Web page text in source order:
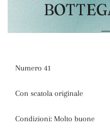
Numero 41
Con scatola originale
Condizioni: Molto buone